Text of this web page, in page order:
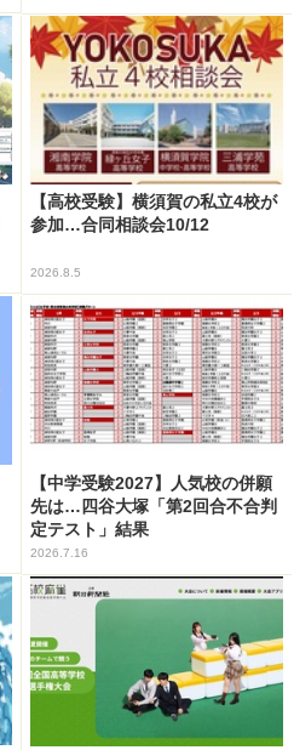
【高校受験】横須賀の私立4校が
参加…合同相談会10/12
2026.8.5
【中学受験2027】人気校の併願
先は…四谷大塚「第2回合不合判
定テスト」結果
2026.7.16